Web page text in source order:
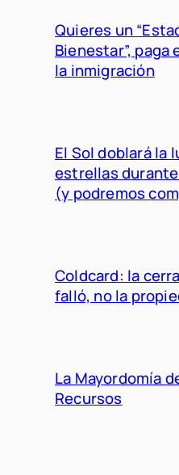
Quieres un
Bienestar”, paga
la inmigración
El Sol doblará la
estrellas
(y podremos
Coldcard: la
falló, no la
La Mayordomía
Recursos